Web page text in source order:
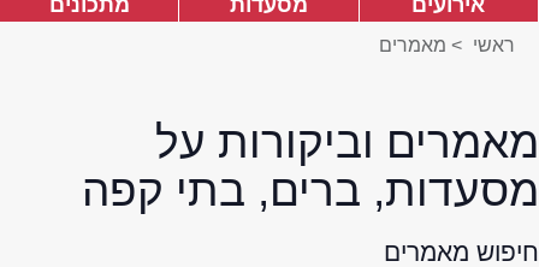
ראשי > מאמרים
מאמרים וביקורות על
מסעדות, ברים, בתי קפה
חיפוש מאמרים